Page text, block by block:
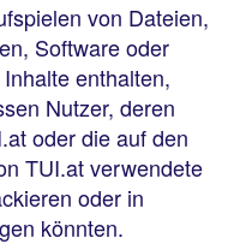
von Dateien,
Software oder
enthalten,
Nutzer, deren
oder die auf den
TUI.at verwendete
oder in
könnten.